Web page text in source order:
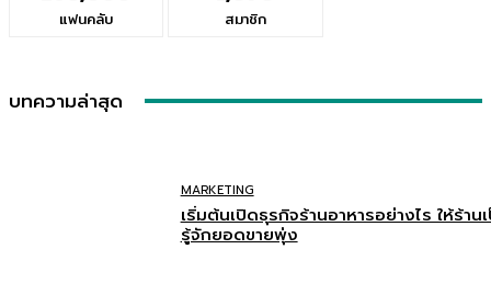
แฟนคลับ สมาชิก
บทความล่าสุด
MARKETING
เริ่มต้นเปิดธุรกิจร้านอาหารอย่างไร ให้ร้าน
รู้จักยอดขายพุ่ง